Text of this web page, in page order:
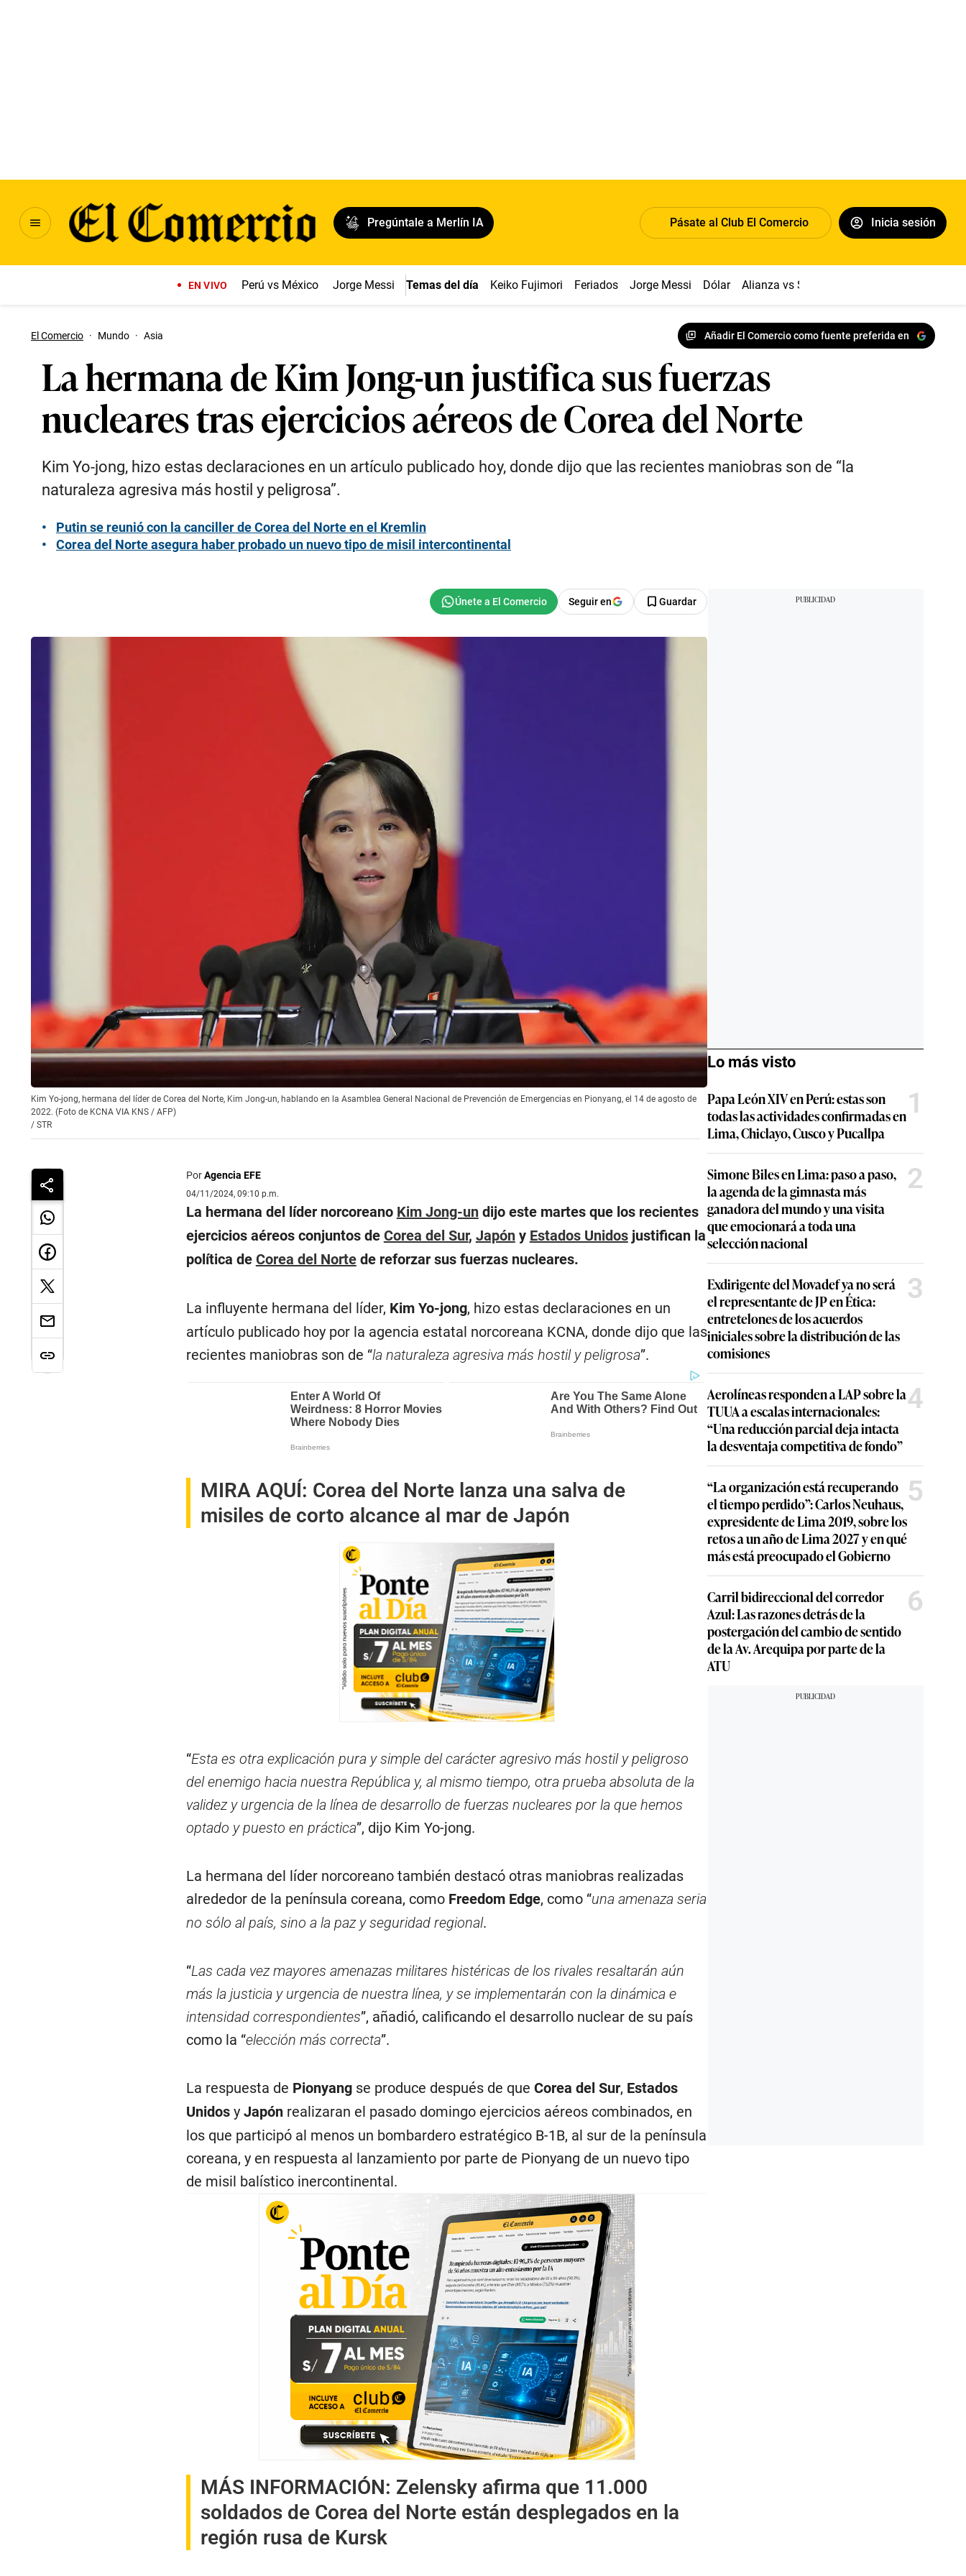
Pregúntale a Merlín IA Pásate al Club El Comercio Inicia sesión
EN VIVO Perú vs México Jorge Messi Temas del día Keiko Fujimori Feriados Jorge Messi Dólar Alianza vs Sport Boys
El Comercio · Mundo · Asia Añadir El Comercio como fuente preferida en
La hermana de Kim Jong-un justifica sus fuerzas
nucleares tras ejercicios aéreos de Corea del Norte
Kim Yo-jong, hizo estas declaraciones en un artículo publicado hoy, donde dijo que las recientes maniobras son de “la
naturaleza agresiva más hostil y peligrosa”.
Putin se reunió con la canciller de Corea del Norte en el Kremlin
Corea del Norte asegura haber probado un nuevo tipo de misil intercontinental
Seguir en Guardar
Kim Yo-jong, hermana del líder de Corea del Norte, Kim Jong-un, hablando en la Asamblea General Nacional de Prevención de Emergencias en Pionyang, el 14 de agosto de
2022. (Foto de KCNA VIA KNS / AFP)
/ STR
PorAgencia EFE
04/11/2024, 09:10 p.m.
La hermana del líder norcoreano Kim Jong-undijo este martes que los recientes
ejercicios aéreos conjuntos de Corea del Sur, Japóny Estados Unidosjustifican la
política de Corea del Nortede reforzar sus fuerzas nucleares.
La influyente hermana del líder, Kim Yo-jong, hizo estas declaraciones en un
artículo publicado hoy por la agencia estatal norcoreana KCNA, donde dijo que las
recientes maniobras son de “la naturaleza agresiva más hostil y peligrosa”.
MIRA AQUÍ: Corea del Norte lanza una salva de
misiles de corto alcance al mar de Japón
“Esta es otra explicación pura y simple del carácter agresivo más hostil y peligroso
del enemigo hacia nuestra República y, al mismo tiempo, otra prueba absoluta de la
validez y urgencia de la línea de desarrollo de fuerzas nucleares por la que hemos
optado y puesto en práctica”, dijo Kim Yo-jong.
La hermana del líder norcoreano también destacó otras maniobras realizadas
alrededor de la península coreana, como Freedom Edge, como “una amenaza seria
no sólo al país, sino a la paz y seguridad regional.
“Las cada vez mayores amenazas militares histéricas de los rivales resaltarán aún
más la justicia y urgencia de nuestra línea, y se implementarán con la dinámica e
intensidad correspondientes”, añadió, calificando el desarrollo nuclear de su país
como la “elección más correcta”.
La respuesta de Pionyangse produce después de que Corea del Sur, Estados
Unidosy Japónrealizaran el pasado domingo ejercicios aéreos combinados, en
los que participó al menos un bombardero estratégico B-1B, al sur de la península
coreana, y en respuesta al lanzamiento por parte de Pionyang de un nuevo tipo
de misil balístico inercontinental.
MÁS INFORMACIÓN: Zelensky afirma que 11.000
soldados de Corea del Norte están desplegados en la
región rusa de Kursk
Lo más visto
Papa León XIV en Perú: estas son
todas las actividades confirmadas en
Lima, Chiclayo, Cusco y Pucallpa
1
Simone Biles en Lima: paso a paso,
la agenda de la gimnasta más
ganadora del mundo y una visita
que emocionará a toda una
selección nacional
2
Exdirigente del Movadef ya no será
el representante de JP en Ética:
entretelones de los acuerdos
iniciales sobre la distribución de las
comisiones
3
Aerolíneas responden a LAP sobre la
TUUA a escalas internacionales:
“Una reducción parcial deja intacta
la desventaja competitiva de fondo”
4
“La organización está recuperando
el tiempo perdido”: Carlos Neuhaus,
expresidente de Lima 2019, sobre los
retos a un año de Lima 2027 y en qué
más está preocupado el Gobierno
5
Carril bidireccional del corredor
Azul: Las razones detrás de la
postergación del cambio de sentido
de la Av. Arequipa por parte de la
ATU
6